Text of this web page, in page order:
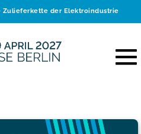
der Elektroindustrie